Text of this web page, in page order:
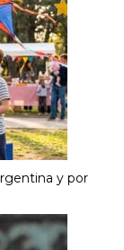
y por